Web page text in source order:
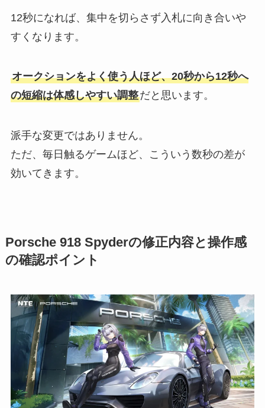
12秒になれば、集中を切らさず入札に向き合いや
すくなります。
オークションをよく使う人ほど、20秒から12秒へ
の短縮は体感しやすい調整だと思います。
派手な変更ではありません。
ただ、毎日触るゲームほど、こういう数秒の差が
効いてきます。
Porsche 918 Spyderの修正内容と操作感
の確認ポイント